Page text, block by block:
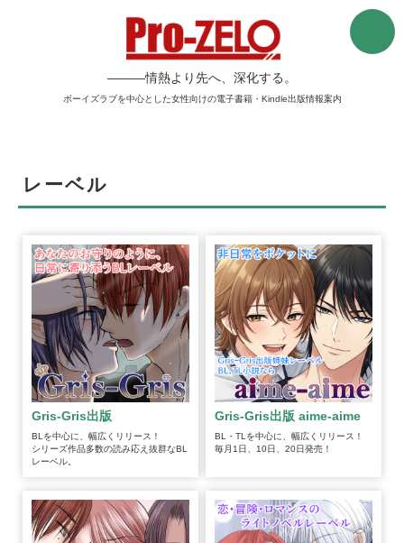
―――情熱より先へ、深化する。
ボーイズラブを中心とした女性向けの電子書籍・Kindle出版情報案内
レーベル
Gris-Gris出版
BLを中心に、幅広くリリース！
シリーズ作品多数の読み応え抜群なBL
レーベル。
Gris-Gris出版 aime-aime
BL・TLを中心に、幅広くリリース！
毎月1日、10日、20日発売！